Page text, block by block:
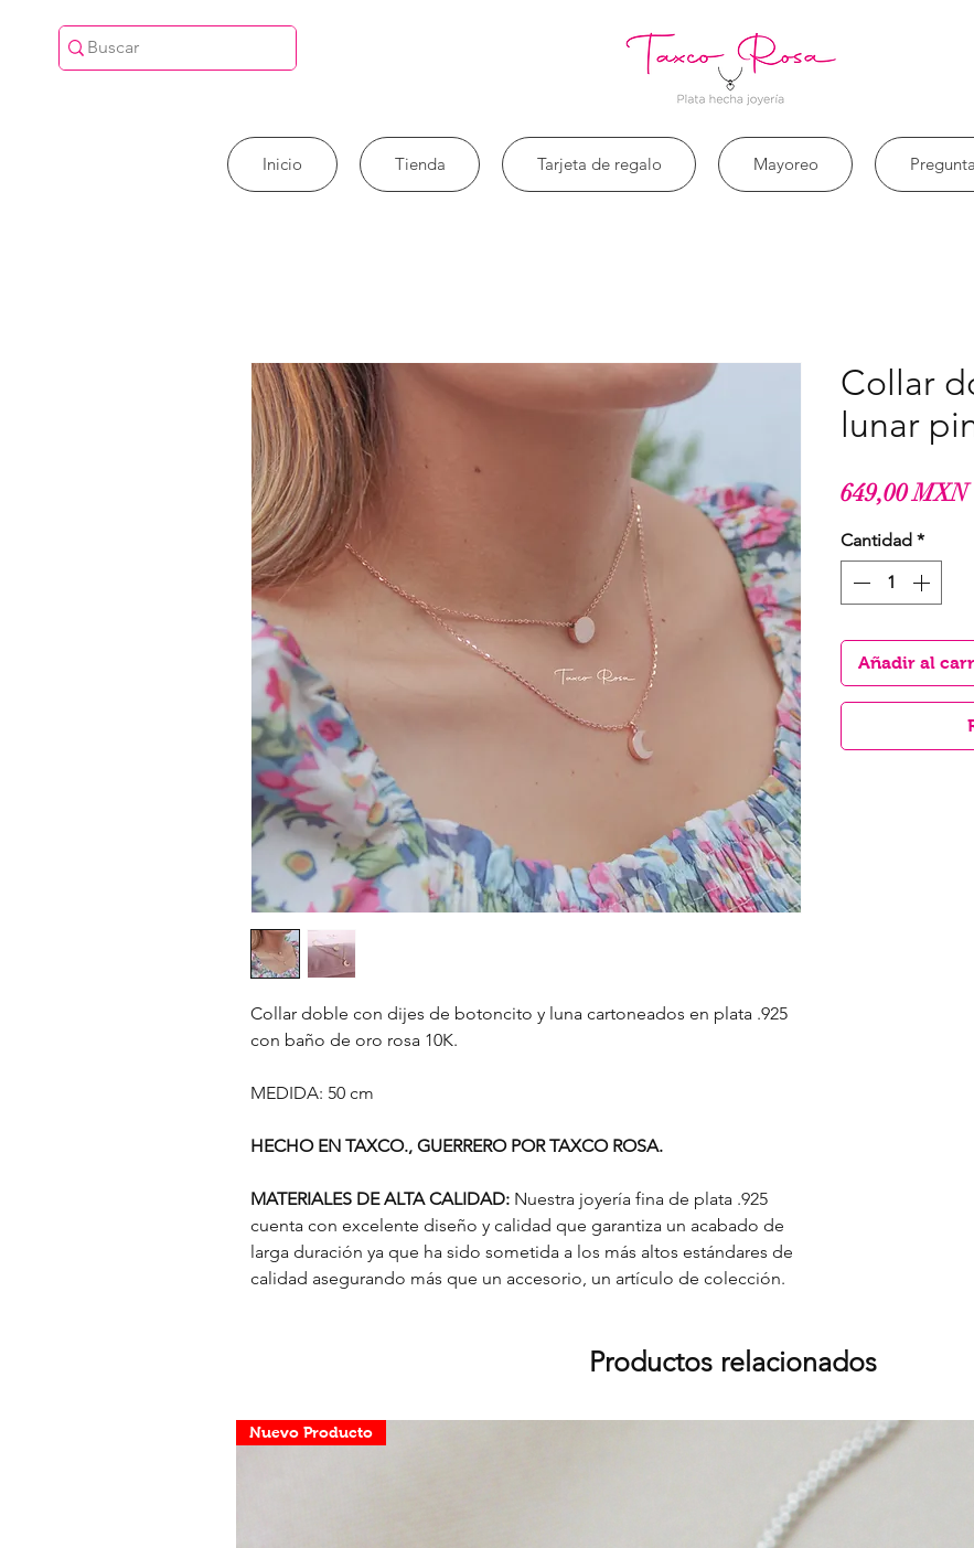
Inicio Tienda Tarjeta de regalo Mayoreo
Collar doble con dijes de botoncito y luna cartoneados en plata .925
con baño de oro rosa 10K.
MEDIDA: 50 cm
HECHO EN TAXCO., GUERRERO POR TAXCO ROSA.
MATERIALES DE ALTA CALIDAD: Nuestra joyería fina de plata .925
cuenta con excelente diseño y calidad que garantiza un acabado de
larga duración ya que ha sido sometida a los más altos estándares de
calidad asegurando más que un accesorio, un artículo de colección.
Collar
lunar
649,00 MXN
Cantidad *
Añadir al
Productos relacionados
Nuevo Producto